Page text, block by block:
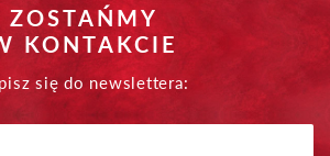
ZOSTAŃMY
KONTAKCIE
się do newslettera: